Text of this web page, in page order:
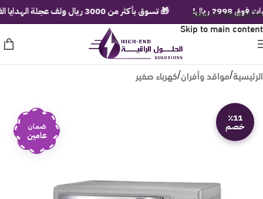
Skip to navigation
Skip to main content
الرئيسية/مواقد وأفران/كهرباء صغير
٪11
خصم ضمان
عامين
🎁 تسوق بأكثر من 3000 ريال ولف عجلة الهدايا الفورية!